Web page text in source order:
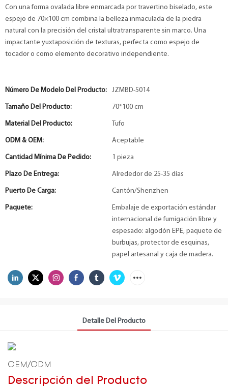
Con una forma ovalada libre enmarcada por travertino biselado, este
espejo de 70×100 cm combina la belleza inmaculada de la piedra
natural con la precisión del cristal ultratransparente sin marco. Una
impactante yuxtaposición de texturas, perfecta como espejo de
tocador o como elemento decorativo independiente.
Número De Modelo Del Producto: JZMBD-5014
Tamaño Del Producto: 70*100 cm
Material Del Producto: Tufo
ODM & OEM: Aceptable
Cantidad Mínima De Pedido: 1 pieza
Plazo De Entrega: Alrededor de 25-35 días
Puerto De Carga: Cantón/Shenzhen
Paquete:
Embalaje de exportación estándar
internacional de fumigación libre y
espesado: algodón EPE, paquete de
burbujas, protector de esquinas,
papel artesanal y caja de madera.
Detalle Del Producto
OEM/ODM
Descripción del Producto